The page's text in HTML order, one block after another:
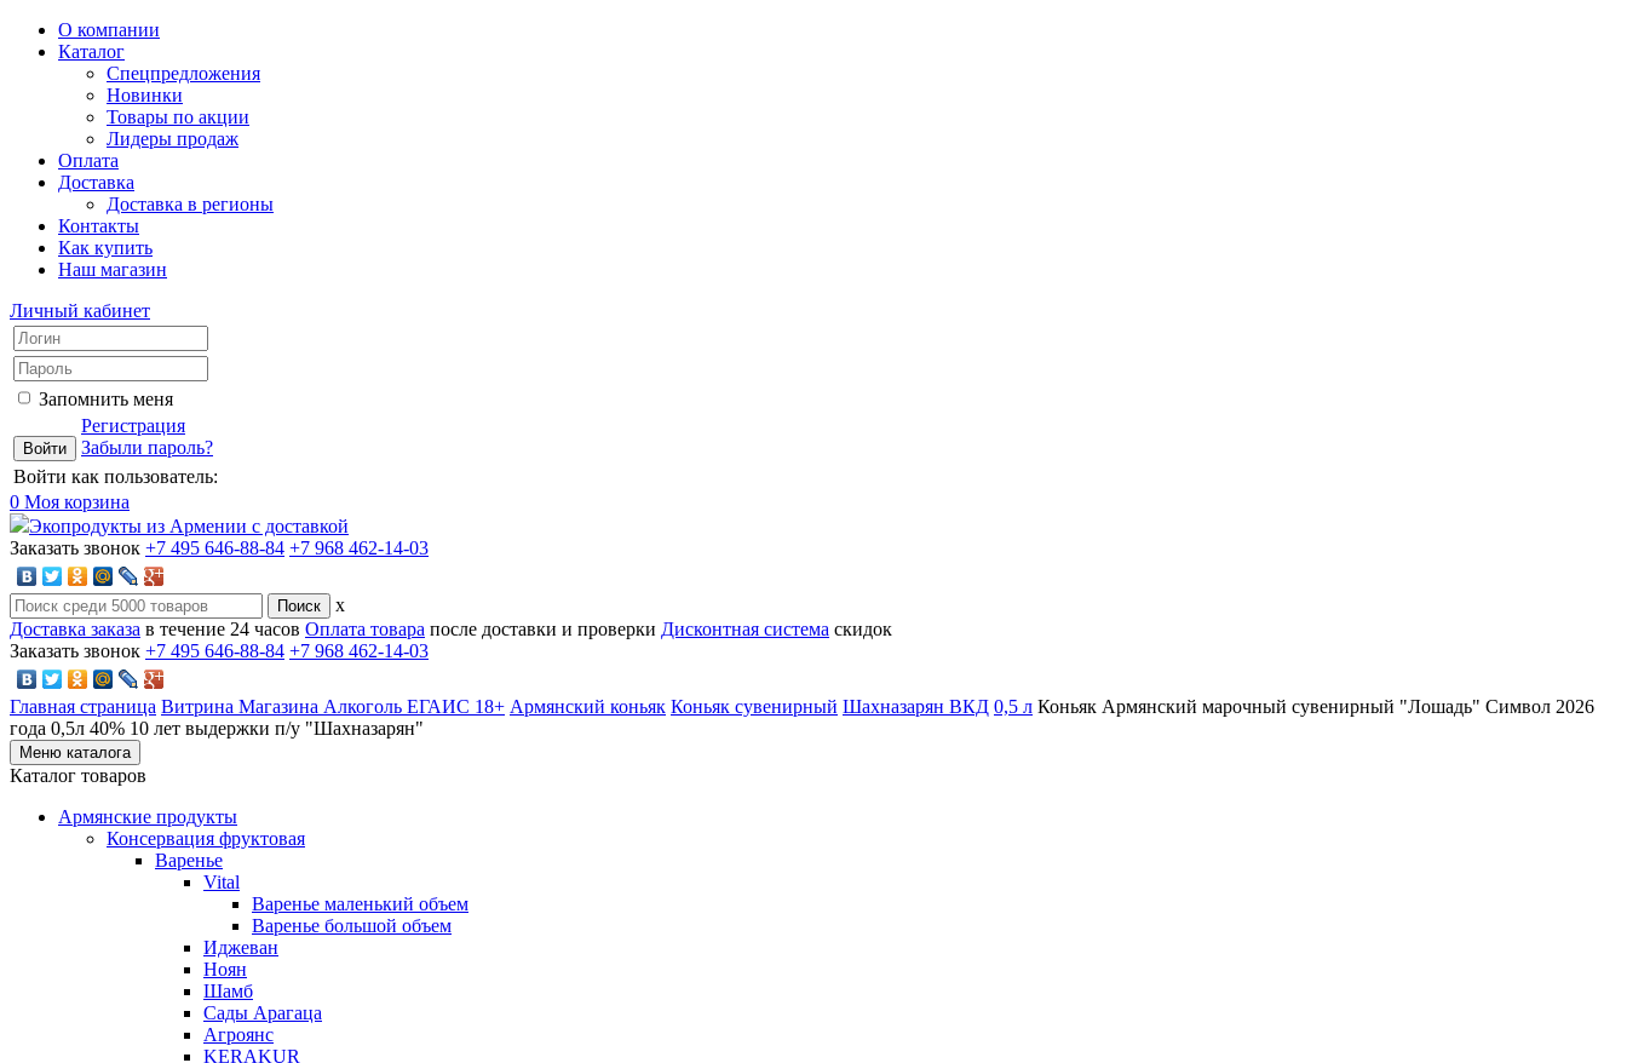
О компании
Каталог
Спецпредложения
Новинки
Товары по акции
Лидеры продаж
Оплата
Доставка
Доставка в регионы
Контакты
Как купить
Наш магазин
Личный кабинет
Запомнить меня
Регистрация
Забыли пароль?
Войти как пользователь:
0 Моя корзина
Экопродукты из Армении с доставкой
Заказать звонок +7 495 646-88-84 +7 968 462-14-03
x
Доставка заказа в течение 24 часов Оплата товара после доставки и проверки Дисконтная система скидок
Заказать звонок +7 495 646-88-84 +7 968 462-14-03
Главная страница Витрина Магазина Алкоголь ЕГАИС 18+ Армянский коньяк Коньяк сувенирный Шахназарян ВКД 0,5 л Коньяк Армянский марочный сувенирный "Лошадь" Символ 2026
года 0,5л 40% 10 лет выдержки п/у "Шахназарян"
Меню каталога
Каталог товаров
Армянские продукты
Консервация фруктовая
Варенье
Vital
Варенье маленький объем
Варенье большой объем
Иджеван
Ноян
Шамб
Сады Арагаца
Агроянс
KERAKUR